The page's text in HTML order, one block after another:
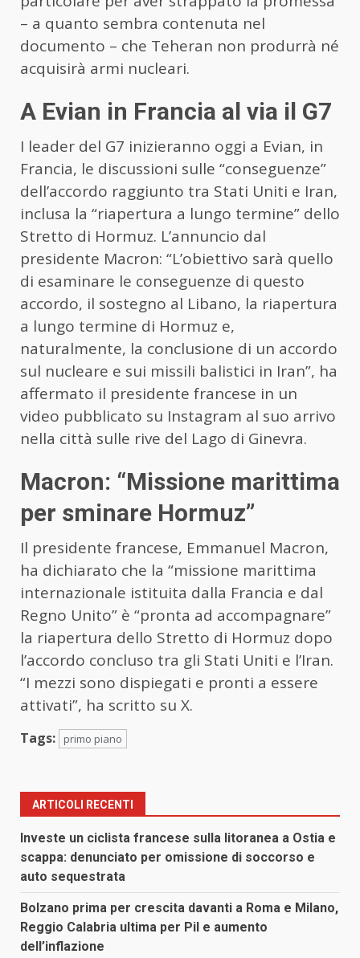
– a quanto sembra contenuta nel
documento – che Teheran non produrrà né
acquisirà armi nucleari.
A Evian in Francia al via il G7
I leader del G7 inizieranno oggi a Evian, in
Francia, le discussioni sulle “conseguenze”
dell’accordo raggiunto tra Stati Uniti e Iran,
inclusa la “riapertura a lungo termine” dello
Stretto di Hormuz. L’annuncio dal
presidente Macron: “L’obiettivo sarà quello
di esaminare le conseguenze di questo
accordo, il sostegno al Libano, la riapertura
a lungo termine di Hormuz e,
naturalmente, la conclusione di un accordo
sul nucleare e sui missili balistici in Iran”, ha
affermato il presidente francese in un
video pubblicato su Instagram al suo arrivo
nella città sulle rive del Lago di Ginevra.
Macron: “Missione marittima
per sminare Hormuz”
Il presidente francese, Emmanuel Macron,
ha dichiarato che la “missione marittima
internazionale istituita dalla Francia e dal
Regno Unito” è “pronta ad accompagnare”
la riapertura dello Stretto di Hormuz dopo
l’accordo concluso tra gli Stati Uniti e l’Iran.
“I mezzi sono dispiegati e pronti a essere
attivati”, ha scritto su X.
Tags: primo piano
ARTICOLI RECENTI
Investe un ciclista francese sulla litoranea a Ostia e
scappa: denunciato per omissione di soccorso e
auto sequestrata
Bolzano prima per crescita davanti a Roma e Milano,
Reggio Calabria ultima per Pil e aumento
dell’inflazione